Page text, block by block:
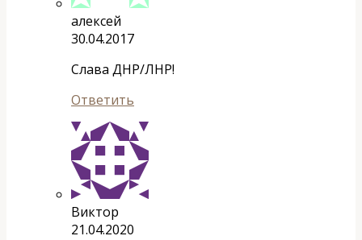
алексей
30.04.2017
Cлава ДНР/ЛНР!
Ответить
Виктор
21.04.2020